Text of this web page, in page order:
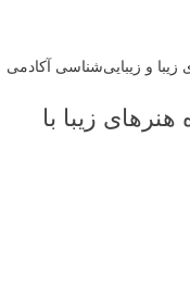
زیبا با